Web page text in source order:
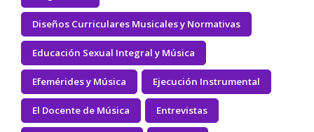
Diseños Curriculares Musicales y Normativas
Educación Sexual Integral y Música
Efemérides y Música Ejecución Instrumental
El Docente de Música Entrevistas